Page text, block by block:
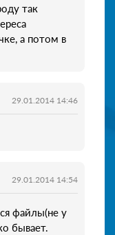
так
а потом в
29.01.2014 14:46
29.01.2014 14:54
файлы(не у
бывает.